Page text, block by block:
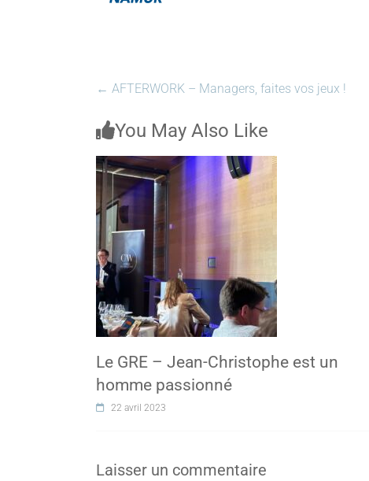
← AFTERWORK – Managers, faites vos jeux !
You May Also Like
Le GRE – Jean-Christophe est un
homme passionné
22 avril 2023
Laisser un commentaire